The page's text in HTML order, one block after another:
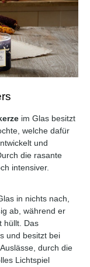
im Glas besitzt
welche dafür
und
die rasante
intensiver.
in nichts nach,
ab, während er
hüllt. Das
und besitzt bei
durch die
Lichtspiel